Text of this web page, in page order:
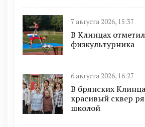
7 августа 2026, 15:37
В Клинцах
физкультурника
6 августа 2026, 16:27
В брянских
красивый сквер
школой